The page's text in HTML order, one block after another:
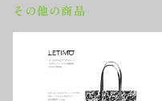
その他の商品